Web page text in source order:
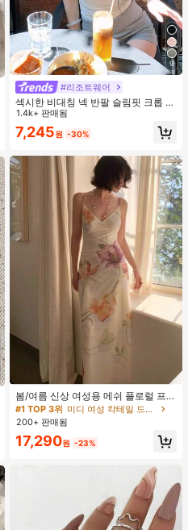
9
#리조트웨어
섹시한 비대칭 넥 반팔 슬림핏 크롭 탑
화이트 여름
1.4k+ 판매됨
7,245원 -30%
봄/여름 신상 여성용 메쉬 플로럴 프린
트 드레스, 브이넥, 휴가 스타일, 섹시
한 비치 파티 댄스 드레스, 스파게티
스트랩 웨딩 가을
#1 TOP 3위
재고 1개 남음
#1 TOP 3위
미디 여성 칵테일 드레스
재고 1개 남음
#1 TOP 3위
미디 여성 칵테일 드레스
재고 1개 남음
#1 TOP 3위
재고 1개 남음
200+ 판매됨
17,290원 -23%